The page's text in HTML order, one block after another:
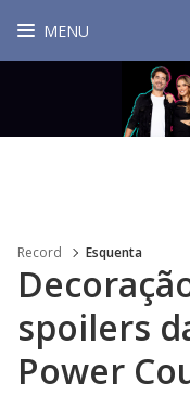
MENU
Record Esquenta
spoilers
Power